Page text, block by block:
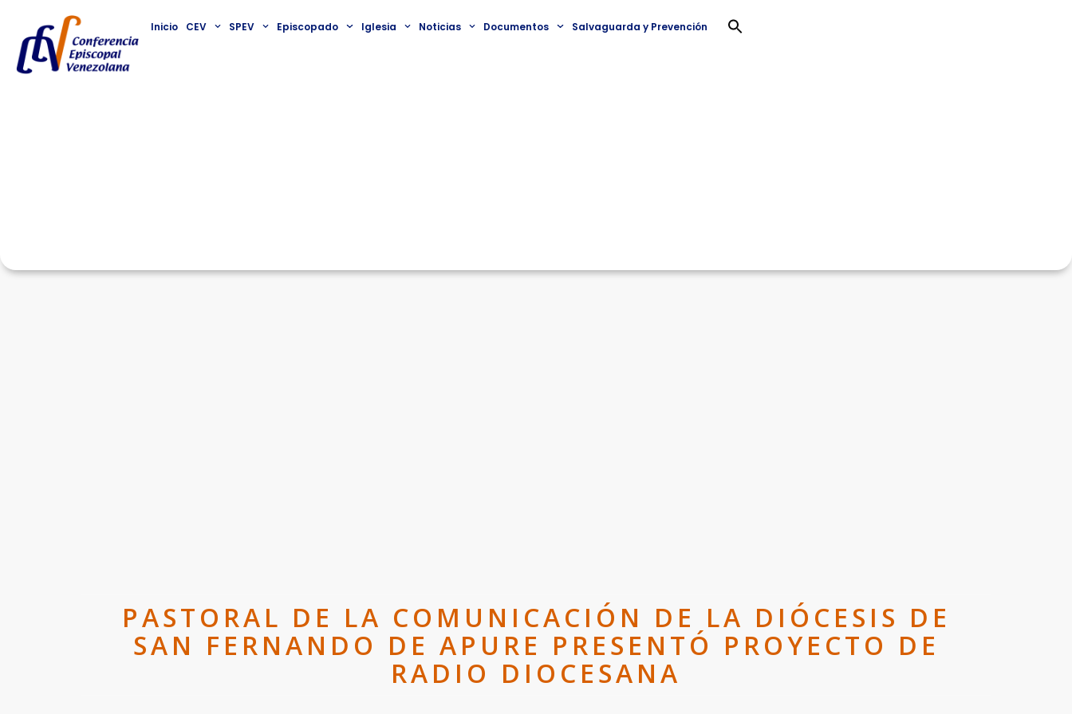
Inicio CEV SPEV Episcopado Iglesia Noticias Documentos Salvaguarda y Prevención
PASTORAL DE LA COMUNICACIÓN DE LA DIÓCESIS DE
SAN FERNANDO DE APURE PRESENTÓ PROYECTO DE
RADIO DIOCESANA